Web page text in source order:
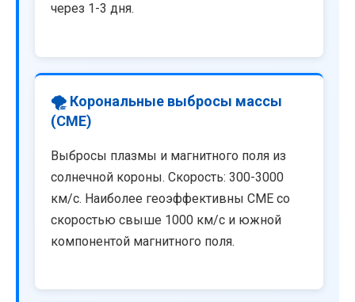
через 1-3 дня.
🌪️ Корональные выбросы массы
(CME)
Выбросы плазмы и магнитного поля из
солнечной короны. Скорость: 300-3000
км/с. Наиболее геоэффективны CME со
скоростью свыше 1000 км/с и южной
компонентой магнитного поля.